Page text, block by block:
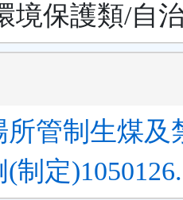
境保護類/自
所管制生煤及
制定